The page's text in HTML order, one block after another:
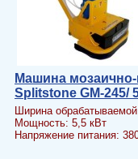
Машина
Splitstone GM-245/
Ширина
Мощность: 5,5 кВт
Напряжение питания: